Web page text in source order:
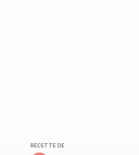
RECETTE DE